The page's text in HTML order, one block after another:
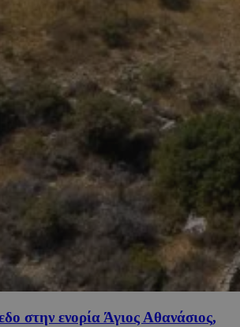
στην ενορία Άγιος Αθανάσιος,